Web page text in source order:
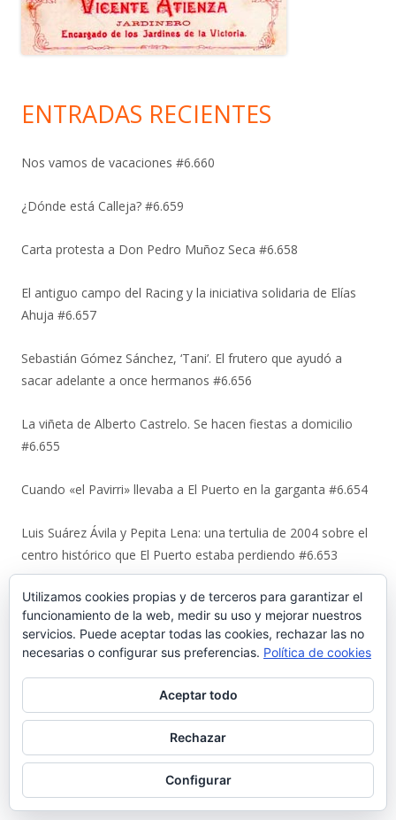
ENTRADAS RECIENTES
Nos vamos de vacaciones #6.660
¿Dónde está Calleja? #6.659
Carta protesta a Don Pedro Muñoz Seca #6.658
El antiguo campo del Racing y la iniciativa solidaria de Elías
Ahuja #6.657
Sebastián Gómez Sánchez, ‘Tani’. El frutero que ayudó a
sacar adelante a once hermanos #6.656
La viñeta de Alberto Castrelo. Se hacen fiestas a domicilio
#6.655
Cuando «el Pavirri» llevaba a El Puerto en la garganta #6.654
Luis Suárez Ávila y Pepita Lena: una tertulia de 2004 sobre el
centro histórico que El Puerto estaba perdiendo #6.653
Urbaluz, cuando El Puerto se vistió la americana #6.652
Los últimos coletazos de una enseñanza basada en el miedo
#6.651
En 1970, bendición de los espigones de Poniente y Levante
#6.650
El Coto de la Isleta y Valdelagrana. Geohistoria de un espacio
entre el mar y las marismas #6.649
Utilizamos cookies propias y de terceros para garantizar el
funcionamiento de la web, medir su uso y mejorar nuestros
servicios. Puede aceptar todas las cookies, rechazar las no
necesarias o configurar sus preferencias. Política de cookies
Aceptar todo
Rechazar
Configurar